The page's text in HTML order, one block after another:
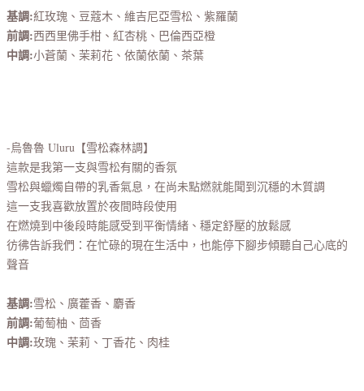
基調:紅玫瑰、豆蔻木、維吉尼亞雪松、紫羅蘭
前調:西西里佛手柑、紅杏桃、巴倫西亞橙
中調:小蒼蘭、茉莉花、依蘭依蘭、茶葉
-烏魯魯 Uluru【雪松森林調】
這款是我第一支與雪松有關的香氛
雪松與蠟燭自帶的乳香氣息，在尚未點燃就能聞到沉穩的木質調
這一支我喜歡放置於夜間時段使用
在燃燒到中後段時能感受到平衡情緒、穩定舒壓的放鬆感
彷彿告訴我們：在忙碌的現在生活中，也能停下腳步傾聽自己心底的
聲音
基調:雪松、廣藿香、麝香
前調:葡萄柚、茴香
中調:玫瑰、茉莉、丁香花、肉桂